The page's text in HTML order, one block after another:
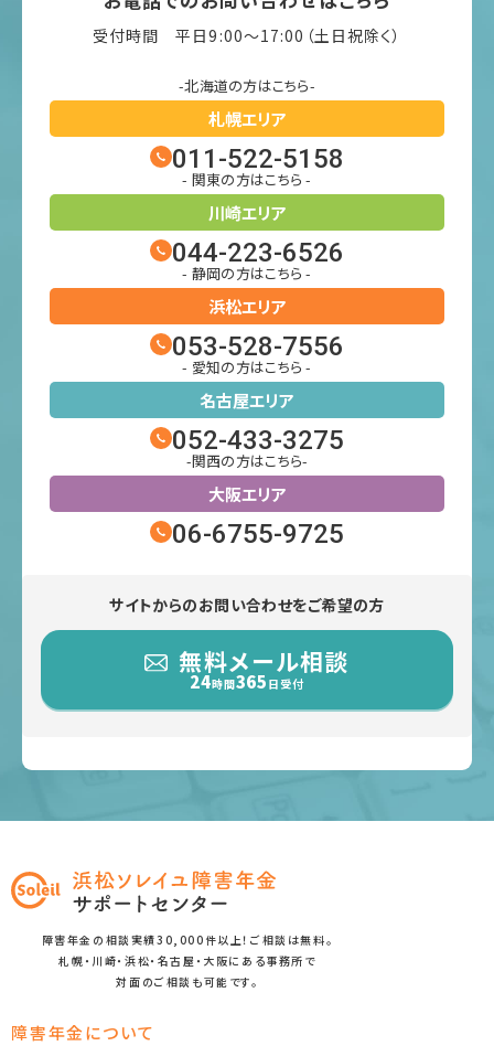
受付時間 平日9:00〜17:00（土日祝除く）
-北海道の方はこちら-
札幌エリア
011-522-5158
- 関東の方はこちら -
川崎エリア
044-223-6526
- 静岡の方はこちら -
浜松エリア
053-528-7556
- 愛知の方はこちら -
名古屋エリア
052-433-3275
-関西の方はこちら-
大阪エリア
06-6755-9725
サイトからのお問い合わせをご希望の方
無料メール相談
24時間365 日受付
障害年金の相談実績30,000件以上！ご相談は無料。
札幌・川崎・浜松・名古屋・大阪にある事務所で
対面のご相談も可能です。
障害年金について